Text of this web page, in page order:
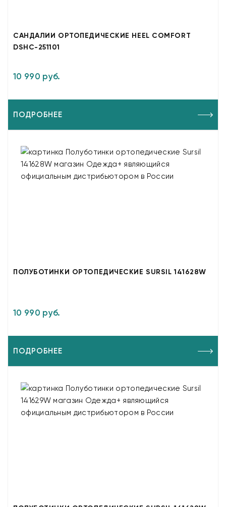
САНДАЛИИ ОРТОПЕДИЧЕСКИЕ HEEL COMFORT
DSHC-251101
10 990 руб.
ПОДРОБНЕЕ
ПОЛУБОТИНКИ ОРТОПЕДИЧЕСКИЕ SURSIL 141628W
10 990 руб.
ПОДРОБНЕЕ